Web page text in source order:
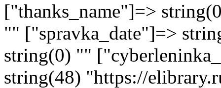
["thanks_name"]=>
"" ["spravka_date"]=>
string(0) ""
string(48) "https://